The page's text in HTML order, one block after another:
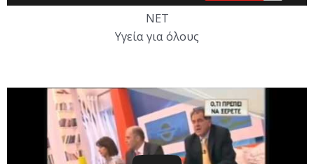
NET
Υγεία για όλους